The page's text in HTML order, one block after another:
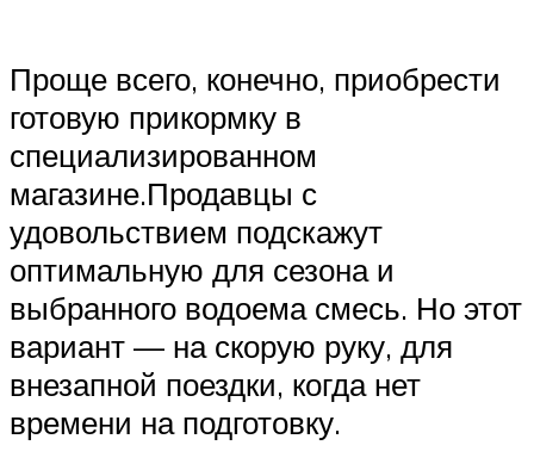
Проще всего, конечно, приобрести
готовую прикормку в
специализированном
магазине.Продавцы с
удовольствием подскажут
оптимальную для сезона и
выбранного водоема смесь. Но этот
вариант — на скорую руку, для
внезапной поездки, когда нет
времени на подготовку.